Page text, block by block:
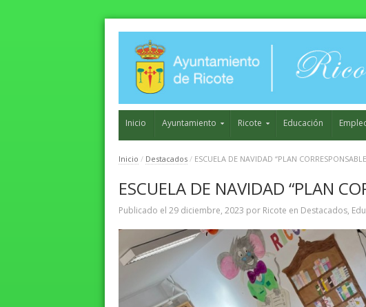
Inicio Ayuntamiento Ricote Educación
Inicio / Destacados / ESCUELA DE NAVIDAD “PLAN
ESCUELA DE NAVIDAD “PLAN
Publicado el 29 diciembre, 2023 por Ricote en Destacados,